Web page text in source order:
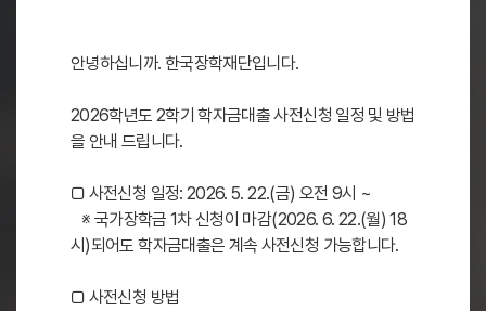
안녕하십니까. 한국장학재단입니다.
2026학년도 2학기 학자금대출 사전신청 일정 및 방법
을 안내 드립니다.
□ 사전신청 일정: 2026. 5. 22.(금) 오전 9시 ~
※ 국가장학금 1차 신청이 마감(2026. 6. 22.(월) 18
시)되어도 학자금대출은 계속 사전신청 가능합니다.
□ 사전신청 방법